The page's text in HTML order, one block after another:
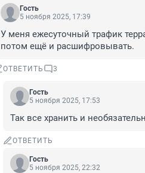
Гость
5 ноября 2025, 17:39
У меня ежесуточный трафик
потом ещё и расшифровывать.
ОТВЕТИТЬ 3
Гость
5 ноября 2025, 17:53
Так все хранить и
ОТВЕТИТЬ
Гость
5 ноября 2025, 22:32